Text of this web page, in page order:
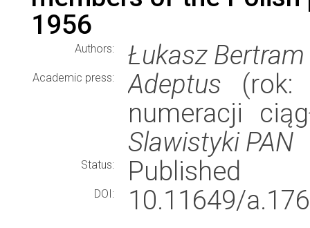
1956
Authors: Łukasz Bertram
Academic press: Adeptus (rok:
numeracji
Slawistyki PAN
Status: Published
DOI:
10.11649/